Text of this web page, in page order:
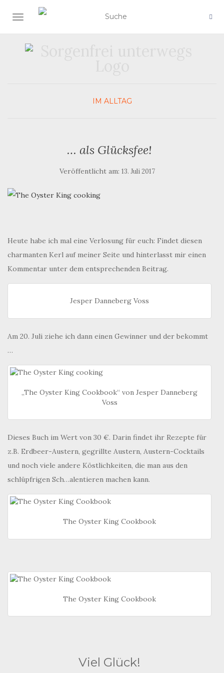
SCHALTE NAVIGATION
IM ALLTAG
… als Glücksfee!
Veröffentlicht am: 13. Juli 2017
Heute habe ich mal eine Verlosung für euch: Findet diesen
charmanten Kerl auf meiner Seite und hinterlasst mir einen
Kommentar unter dem entsprechenden Beitrag.
Jesper Danneberg Voss
Am 20. Juli ziehe ich dann einen Gewinner und der bekommt
…
„The Oyster King Cookbook“ von Jesper Danneberg
Voss
Dieses Buch im Wert von 30 €. Darin findet ihr Rezepte für
z.B. Erdbeer-Austern, gegrillte Austern, Austern-Cocktails
und noch viele andere Köstlichkeiten, die man aus den
schlüpfrigen Sch…alentieren machen kann.
The Oyster King Cookbook
The Oyster King Cookbook
Viel Glück!